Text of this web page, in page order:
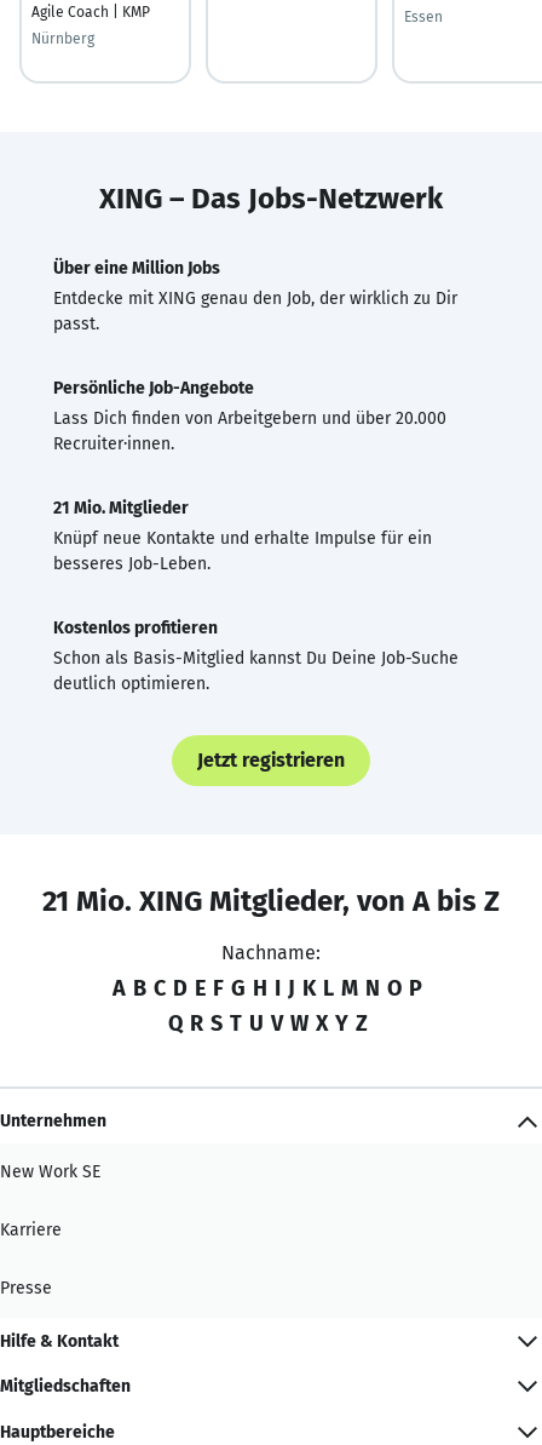
Agile Coach | KMP
Nürnberg
Essen
XING – Das Jobs-Netzwerk
Über eine Million Jobs
Entdecke mit XING genau den Job, der wirklich zu Dir
passt.
Persönliche Job-Angebote
Lass Dich finden von Arbeitgebern und über 20.000
Recruiter·innen.
21 Mio. Mitglieder
Knüpf neue Kontakte und erhalte Impulse für ein
besseres Job-Leben.
Kostenlos profitieren
Schon als Basis-Mitglied kannst Du Deine Job-Suche
deutlich optimieren.
Jetzt registrieren
21 Mio. XING Mitglieder, von A bis Z
Nachname:
A B C D E F G H I J K L M N O P
Q R S T U V W X Y Z
Unternehmen
New Work SE
Karriere
Presse
Hilfe & Kontakt
Mitgliedschaften
Hauptbereiche